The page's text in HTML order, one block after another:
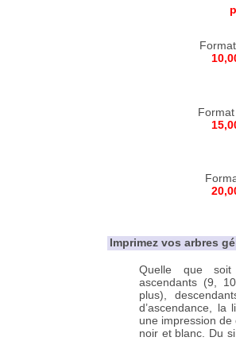
Imprimez vos arbres
Quelle que
ascendants (9,
plus),
d’ascendance, la
une impression de
noir et blanc. Du